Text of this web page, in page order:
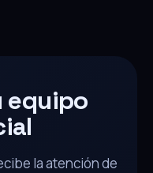
equipo
la atención de